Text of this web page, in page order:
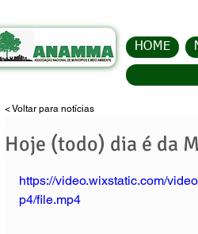
HOME
Hoje (todo) dia é da
https://video.wixstatic.com/
p4/file.mp4
< Voltar para notícias